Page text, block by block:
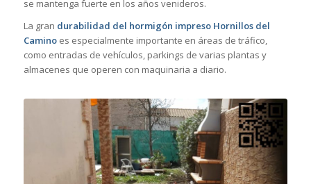
se mantenga fuerte en los años venideros.
La gran durabilidad del hormigón impreso Hornillos del
Caminoes especialmente importante en áreas de tráfico,
como entradas de vehículos, parkings de varias plantas y
almacenes que operen con maquinaria a diario.